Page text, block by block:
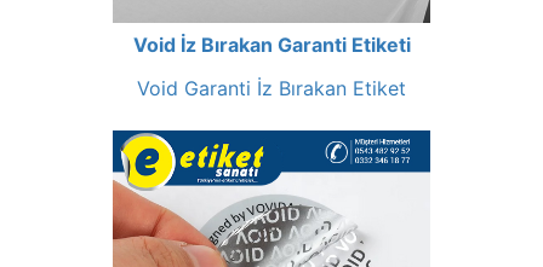
Void İz Bırakan Garanti Etiketi
Void Garanti İz Bırakan Etiket